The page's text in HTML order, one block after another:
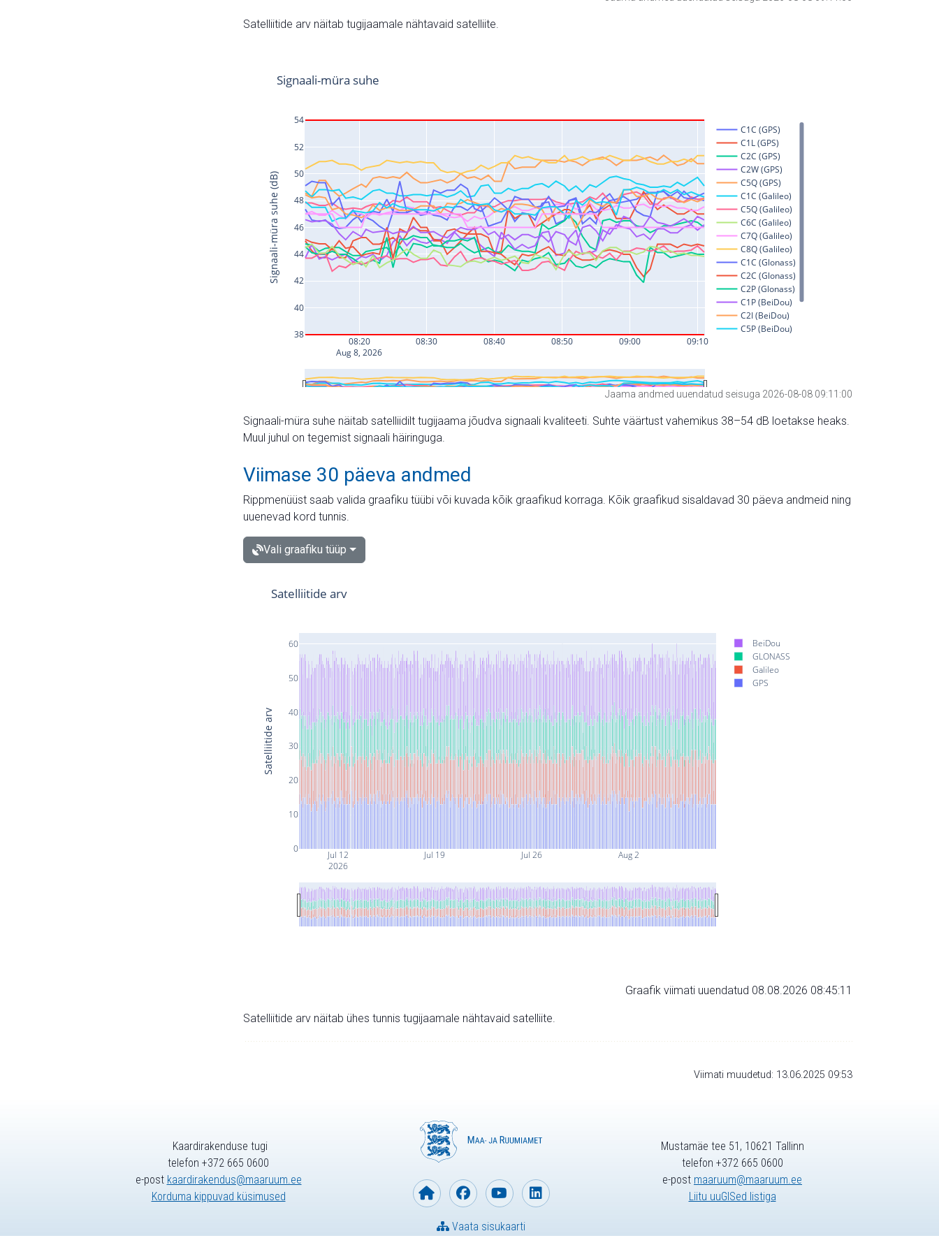
Satelliitide arv näitab tugijaamale nähtavaid satelliite.
Jaama andmed uuendatud seisuga 2026-08-08 09:11:00
Signaali-müra suhe näitab satelliidilt tugijaama jõudva signaali kvaliteeti. Suhte väärtust vahemikus 38–54 dB loetakse heaks.
Muul juhul on tegemist signaali häiringuga.
Viimase 30 päeva andmed
Rippmenüüst saab valida graafiku tüübi või kuvada kõik graafikud korraga. Kõik graafikud sisaldavad 30 päeva andmeid ning
uuenevad kord tunnis.
Vali graafiku tüüp
Jul 12
2026
Jul 19 Jul 26 Aug 2
0
10
20
30
40
50
60
BeiDou
GLONASS
Galileo
GPS
Satelliitide arv
Satelliitide arv
Graafik viimati uuendatud 08.08.2026 08:45:11
Satelliitide arv näitab ühes tunnis tugijaamale nähtavaid satelliite.
Viimati muudetud: 13.06.2025 09:53
Kaardirakenduse tugi
telefon +372 665 0600
e-post kaardirakendus@maaruum.ee
Korduma kippuvad küsimused
Vaata sisukaarti
Mustamäe tee 51, 10621 Tallinn
telefon +372 665 0600
e-post maaruum@maaruum.ee
Liitu uuGISed listiga